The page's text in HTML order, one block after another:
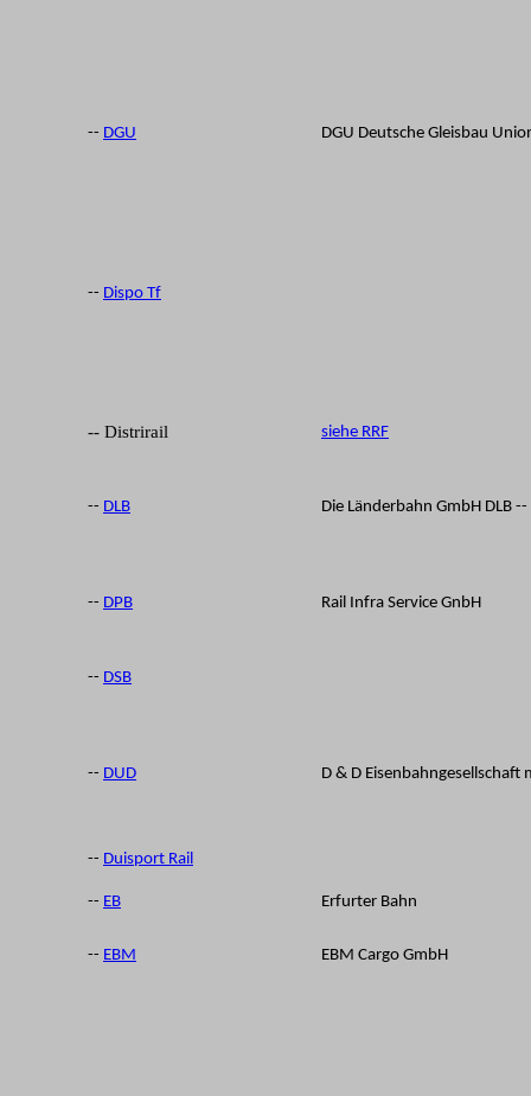
-- DGU DGU Deutsche Gleisbau
-- Dispo Tf
-- Distrirail siehe RRF
-- DLB Die Länderbahn GmbH DLB
-- DPB Rail Infra Service GnbH
-- DSB
-- DUD D & D Eisenbahngesellschaft
-- Duisport Rail
-- EB Erfurter Bahn
-- EBM EBM Cargo GmbH